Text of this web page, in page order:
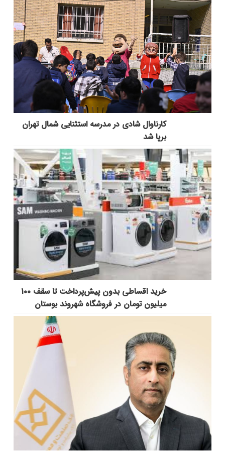
کارناوال شادی در مدرسه استثنایی شمال تهران
برپا شد
خرید اقساطی بدون پیش‌پرداخت تا سقف ۱۰۰
میلیون تومان در فروشگاه شهروند بوستان